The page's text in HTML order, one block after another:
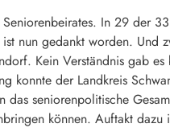
In 29 der
nun gedankt worden. Und
Kein Verständnis gab
konnte der Landkreis
seniorenpolitische
können. Auftakt